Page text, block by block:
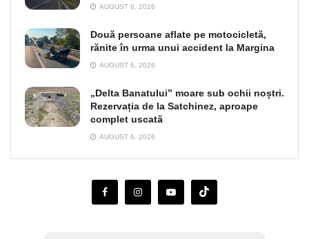
AUGUST 6, 2026
Două persoane aflate pe motocicletă,
rănite în urma unui accident la Margina
AUGUST 6, 2026
„Delta Banatului” moare sub ochii noștri.
Rezervația de la Satchinez, aproape
complet uscată
AUGUST 6, 2026